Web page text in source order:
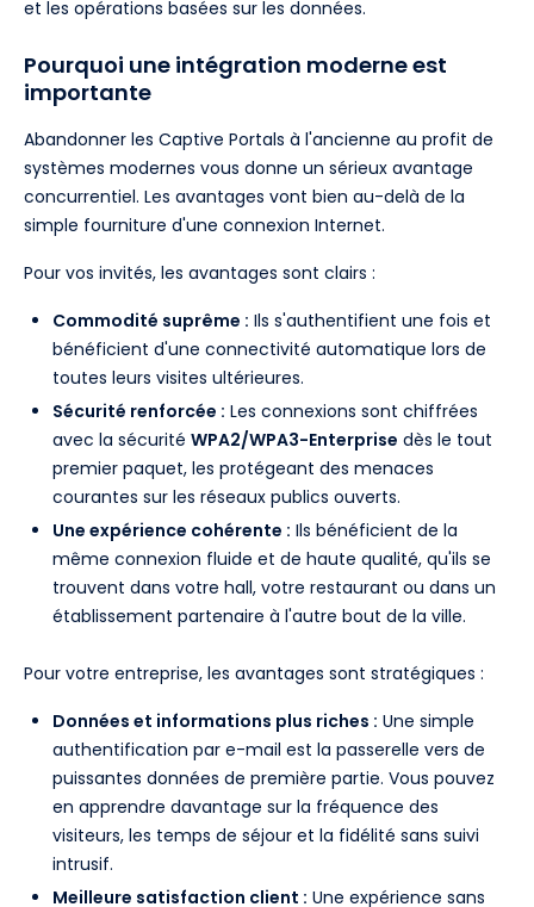
et les opérations basées sur les données.
Pourquoi une intégration moderne est
importante
Abandonner les Captive Portals à l'ancienne au profit de
systèmes modernes vous donne un sérieux avantage
concurrentiel. Les avantages vont bien au-delà de la
simple fourniture d'une connexion Internet.
Pour vos invités, les avantages sont clairs :
Commodité suprême : Ils s'authentifient une fois et
bénéficient d'une connectivité automatique lors de
toutes leurs visites ultérieures.
Sécurité renforcée : Les connexions sont chiffrées
avec la sécurité WPA2/WPA3-Enterprise dès le tout
premier paquet, les protégeant des menaces
courantes sur les réseaux publics ouverts.
Une expérience cohérente : Ils bénéficient de la
même connexion fluide et de haute qualité, qu'ils se
trouvent dans votre hall, votre restaurant ou dans un
établissement partenaire à l'autre bout de la ville.
Pour votre entreprise, les avantages sont stratégiques :
Données et informations plus riches : Une simple
authentification par e-mail est la passerelle vers de
puissantes données de première partie. Vous pouvez
en apprendre davantage sur la fréquence des
visiteurs, les temps de séjour et la fidélité sans suivi
intrusif.
Meilleure satisfaction client : Une expérience sans